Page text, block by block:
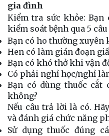
gia đình
Kiểm tra sức khỏe: Bạn
kiểm soát bệnh qua 5
Bạn có ho thường xuyên
Hen có làm gián đoạn
Bạn có khó thở khi vận
Có phải nghỉ học/nghỉ
Bạn có dùng thuốc cắt
không?
Nếu câu trả lời là có.
và đánh giá chức năng
Sử dụng thuốc đúng